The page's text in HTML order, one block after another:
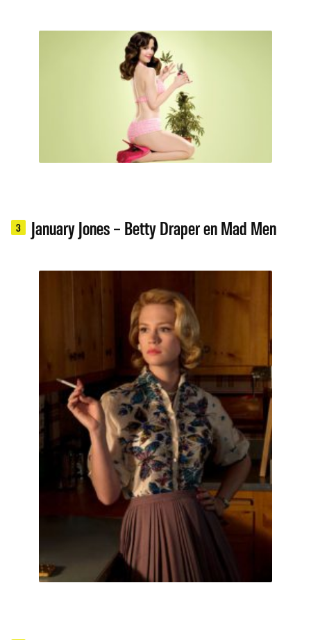
3 January Jones – Betty Draper en Mad Men